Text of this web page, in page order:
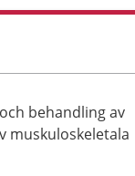
behandling av
muskuloskeletala